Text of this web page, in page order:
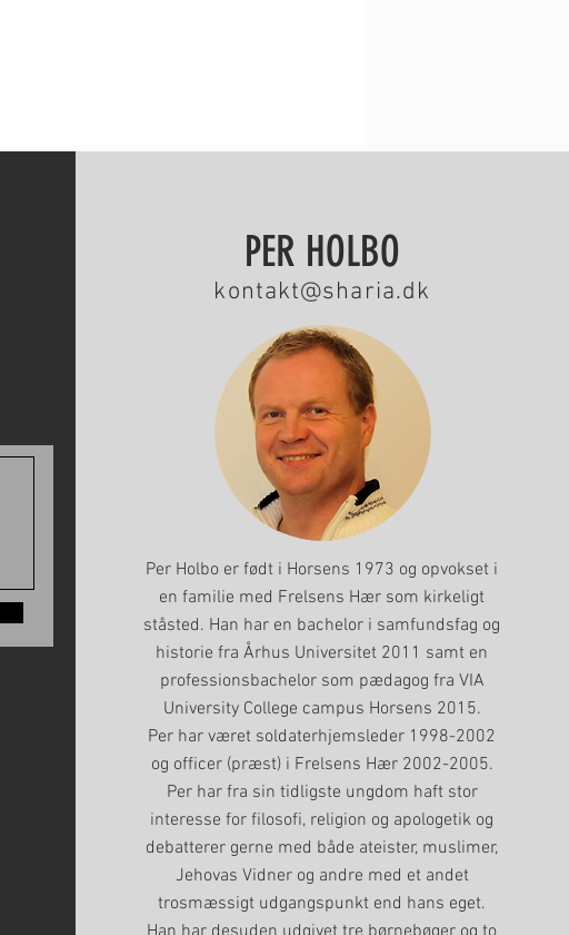
PER HOLBO
kontakt@sharia.dk
Per Holbo er født i Horsens 1973 og opvokset i
en familie med Frelsens Hær som kirkeligt
ståsted. Han har en bachelor i samfundsfag og
historie fra Århus Universitet 2011 samt en
professionsbachelor som pædagog fra VIA
University College campus Horsens 2015.
Per har været soldaterhjemsleder 1998-2002
og officer (præst) i Frelsens Hær 2002-2005.
Per har fra sin tidligste ungdom haft stor
interesse for filosofi, religion og apologetik og
debatterer gerne med både ateister, muslimer,
Jehovas Vidner og andre med et andet
trosmæssigt udgangspunkt end hans eget.